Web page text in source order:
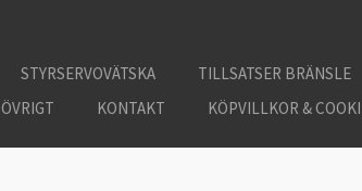
STYRSERVOVÄTSKA TILLSATSER BRÄNSLE
ÖVRIGT KONTAKT KÖPVILLKOR &